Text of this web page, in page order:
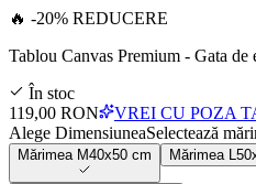
🔥 -20% REDUCERE
Tablou Canvas Premium - Gata de
În stoc
119,00 RON
VREI CU POZA
Alege DimensiuneaSelectează
Mărimea M40x50 cm Mărimea